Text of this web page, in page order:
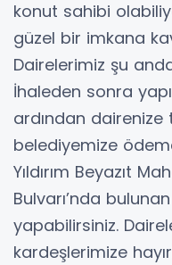
konut sahibi
güzel bir imkana
Dairelerimiz şu
İhaleden sonra
ardından dairenize
belediyemize
Yıldırım Beyazıt
Bulvarı’nda
yapabilirsiniz.
kardeşlerimize